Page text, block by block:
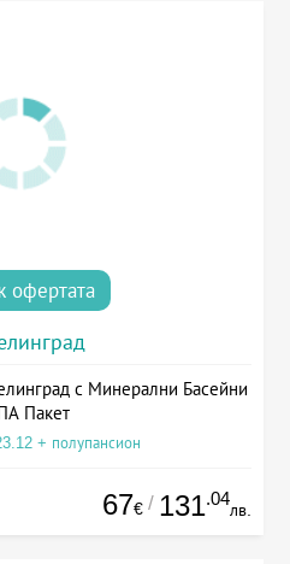
офертата
с Минерални Басейни
Пакет
+ полупансион
67€ / 131.04
лв.